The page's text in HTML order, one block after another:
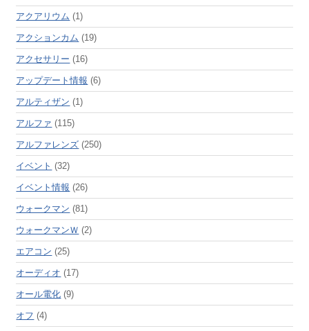
アクアリウム (1)
アクションカム (19)
アクセサリー (16)
アップデート情報 (6)
アルティザン (1)
アルファ (115)
アルファレンズ (250)
イベント (32)
イベント情報 (26)
ウォークマン (81)
ウォークマンＷ (2)
エアコン (25)
オーディオ (17)
オール電化 (9)
オフ (4)